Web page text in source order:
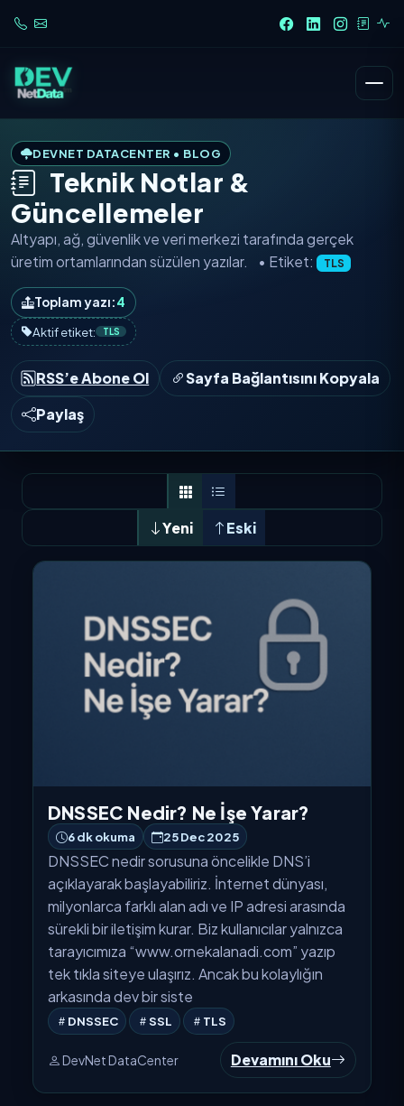
DEVNET DATACENTER • BLOG
Teknik Notlar &
Güncellemeler
Altyapı, ağ, güvenlik ve veri merkezi tarafında gerçek
üretim ortamlarından süzülen yazılar. • Etiket: TLS
Toplam yazı:4
Aktif etiket:
TLS
RSS’e Abone Ol
Sayfa Bağlantısını Kopyala
Paylaş
Yeni Eski
DNSSEC Nedir? Ne İşe Yarar?
6 dk okuma 25 Dec 2025
DNSSEC nedir sorusuna öncelikle DNS’i
açıklayarak başlayabiliriz. İnternet dünyası,
milyonlarca farklı alan adı ve IP adresi arasında
sürekli bir iletişim kurar. Biz kullanıcılar yalnızca
tarayıcımıza “www.ornekalanadi.com” yazıp
tek tıkla siteye ulaşırız. Ancak bu kolaylığın
arkasında dev bir siste
DNSSEC SSL TLS
DevNet DataCenter Devamını Oku